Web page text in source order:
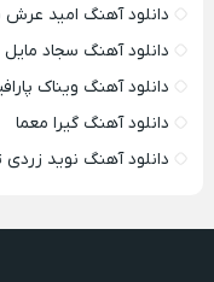
دانلود آهنگ امید عرش
دانلود آهنگ سجاد مایل
دانلود آهنگ ویناک
دانلود آهنگ گیرا معما
دانلود آهنگ نوید زردی